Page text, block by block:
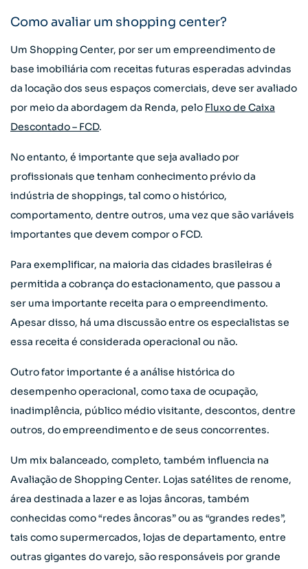
Como avaliar um shopping center?
Um Shopping Center, por ser um empreendimento de
base imobiliária com receitas futuras esperadas advindas
da locação dos seus espaços comerciais, deve ser avaliado
por meio da abordagem da Renda, pelo Fluxo de Caixa
Descontado – FCD.
No entanto, é importante que seja avaliado por
profissionais que tenham conhecimento prévio da
indústria de shoppings, tal como o histórico,
comportamento, dentre outros, uma vez que são variáveis
importantes que devem compor o FCD.
Para exemplificar, na maioria das cidades brasileiras é
permitida a cobrança do estacionamento, que passou a
ser uma importante receita para o empreendimento.
Apesar disso, há uma discussão entre os especialistas se
essa receita é considerada operacional ou não.
Outro fator importante é a análise histórica do
desempenho operacional, como taxa de ocupação,
inadimplência, público médio visitante, descontos, dentre
outros, do empreendimento e de seus concorrentes.
Um mix balanceado, completo, também influencia na
Avaliação de Shopping Center. Lojas satélites de renome,
área destinada a lazer e as lojas âncoras, também
conhecidas como “redes âncoras” ou as “grandes redes”,
tais como supermercados, lojas de departamento, entre
outras gigantes do varejo, são responsáveis por grande